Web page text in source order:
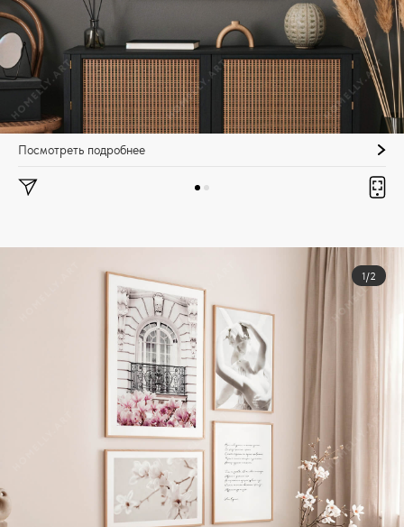
Посмотреть подробнее
1/2